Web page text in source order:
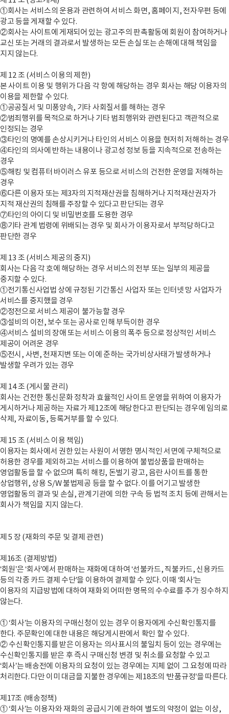
①회사는 서비스의 운용과 관련하여 서비스 화면, 홈페이지, 전자우편 등에
광고 등을 게재할 수 있다.
②회사는 사이트에 게재되어 있는 광고주의 판촉활동에 회원이 참여하거나
교신 또는 거래의 결과로서 발생하는 모든 손실 또는 손해에 대해 책임을
지지 않는다.
제 12 조 (서비스 이용의 제한)
본 사이트 이용 및 행위가 다음 각 항에 해당하는 경우 회사는 해당 이용자의
이용을 제한할 수 있다.
①공공질서 및 미풍양속, 기타 사회질서를 해하는 경우
②범죄행위를 목적으로 하거나 기타 범죄행위와 관련된다고 객관적으로
인정되는 경우
③타인의 명예를 손상시키거나 타인의 서비스 이용을 현저히 저해하는 경우
④타인의 의사에 반하는 내용이나 광고성 정보 등을 지속적으로 전송하는
경우
⑤해킹 및 컴퓨터 바이러스 유포 등으로 서비스의 건전한 운영을 저해하는
경우
⑥다른 이용자 또는 제3자의 지적재산권을 침해하거나 지적재산권자가
지적 재산권의 침해를 주장할 수 있다고 판단되는 경우
⑦타인의 아이디 및 비밀번호를 도용한 경우
⑧기타 관계 법령에 위배되는 경우 및 회사가 이용자로서 부적당하다고
판단한 경우
제 13 조 (서비스 제공의 중지)
회사는 다음 각 호에 해당하는 경우 서비스의 전부 또는 일부의 제공을
중지할 수 있다.
①전기통신사업법 상에 규정된 기간통신 사업자 또는 인터넷 망 사업자가
서비스를 중지했을 경우
②정전으로 서비스 제공이 불가능할 경우
③설비의 이전, 보수 또는 공사로 인해 부득이한 경우
④서비스 설비의 장애 또는 서비스 이용의 폭주 등으로 정상적인 서비스
제공이 어려운 경우
⑤전시, 사변, 천재지변 또는 이에 준하는 국가비상사태가 발생하거나
발생할 우려가 있는 경우
제 14 조 (게시물 관리)
회사는 건전한 통신문화 정착과 효율적인 사이트 운영을 위하여 이용자가
게시하거나 제공하는 자료가 제12조에 해당한다고 판단되는 경우에 임의로
삭제, 자료이동, 등록거부를 할 수 있다.
제 15 조 (서비스 이용 책임)
이용자는 회사에서 권한 있는 사원이 서명한 명시적인 서면에 구체적으로
허용한 경우를 제외하고는 서비스를 이용하여 불법상품을 판매하는
영업활동을 할 수 없으며 특히 해킹, 돈벌기 광고, 음란 사이트를 통한
상업행위, 상용 S/W 불법제공 등을 할 수 없다. 이를 어기고 발생한
영업활동의 결과 및 손실, 관계기관에 의한 구속 등 법적 조치 등에 관해서는
회사가 책임을 지지 않는다.
제 5 장 (재화의 주문 및 결제 관련)
제16조 (결제방법)
‘회원’은 ‘회사’에서 판매하는 재화에 대하여 ‘선불카드, 직불카드, 신용카드
등의 각종 카드 결제 수단’을 이용하여 결제할 수 있다. 이때 ‘회사’는
이용자의 지급방법에 대하여 재화외 어떠한 명목의 수수료를 추가 징수하지
않는다.
① ‘회사’는 이용자의 구매신청이 있는 경우 이용자에게 수신확인통지를
한다. 주문확인에 대한 내용은 해당게시판에서 확인 할 수 있다.
② 수신확인통지를 받은 이용자는 의사표시의 불일치 등이 있는 경우에는
수신확인통지를 받은 후 즉시 구매신청 변경 및 취소를 요청할 수 있고
‘회사’는 배송전에 이용자의 요청이 있는 경우에는 지체 없이 그 요청에 따라
처리한다. 다만 이미 대금을 지불한 경우에는 제18조의 ‘반품규정’을 따른다.
제17조 (배송정책)
① ‘회사’는 이용자와 재화의 공급시기에 관하여 별도의 약정이 없는 이상,